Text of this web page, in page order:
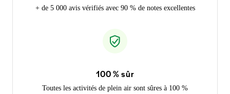
+ de 5 000 avis vérifiés avec 90 % de notes excellentes
100 % sûr
Toutes les activités de plein air sont sûres à 100 %